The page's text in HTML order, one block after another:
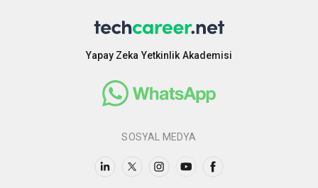
Yapay Zeka Yetkinlik Akademisi
SOSYAL MEDYA